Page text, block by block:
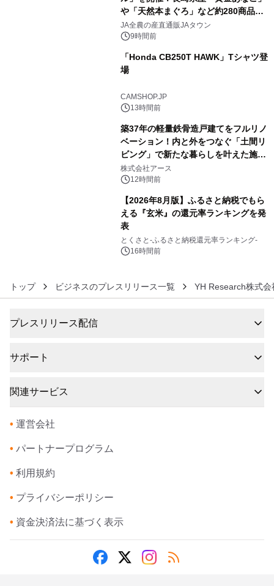
や「天然本まぐろ」など約280商品を
販売！～毎月１０日の定例企画～
JA全農の産直通販JAタウン
9時間前
「Honda CB250T HAWK」Tシャツ登
場
CAMSHOP.JP
13時間前
築37年の軽量鉄骨造戸建てをフルリノ
ベーション！内と外をつなぐ「土間リ
ビング」で新たな暮らしを叶えた施工
事例を株式会社アースが公開
株式会社アース
12時間前
【2026年8月版】ふるさと納税でもら
える『玄米』の還元率ランキングを発
表
とくさと-ふるさと納税還元率ランキング-
16時間前
トップ ビジネスのプレスリリース一覧 YH Research株式会
プレスリリース配信
サポート
関連サービス
• 運営会社
• パートナープログラム
• 利用規約
• プライバシーポリシー
• 資金決済法に基づく表示